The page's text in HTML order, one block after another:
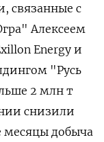
связанные с
Алексеем
Energy и
"Русь
2 млн т
снизили
месяцы добыча